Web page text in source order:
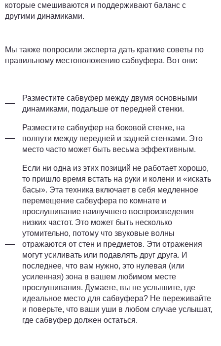
которые смешиваются и поддерживают баланс с
другими динамиками.
Мы также попросили эксперта дать краткие советы по
правильному местоположению сабвуфера. Вот они:
Разместите сабвуфер между двумя основными
динамиками, подальше от передней стенки.
Разместите сабвуфер на боковой стенке, на
полпути между передней и задней стенками. Это
место часто может быть весьма эффективным.
Если ни одна из этих позиций не работает хорошо,
то пришло время встать на руки и колени и «искать
басы». Эта техника включает в себя медленное
перемещение сабвуфера по комнате и
прослушивание наилучшего воспроизведения
низких частот. Это может быть несколько
утомительно, потому что звуковые волны
отражаются от стен и предметов. Эти отражения
могут усиливать или подавлять друг друга. И
последнее, что вам нужно, это нулевая (или
усиленная) зона в вашем любимом месте
прослушивания. Думаете, вы не услышите, где
идеальное место для сабвуфера? Не переживайте
и поверьте, что ваши уши в любом случае услышат,
где сабвуфер должен остаться.